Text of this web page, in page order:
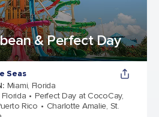
& Perfect Day
Seas
: Miami, Florida
Florida
Perfect Day at CocoCay,
Rico
Charlotte Amalie, St.